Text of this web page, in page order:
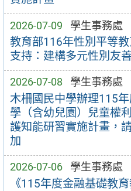
2026-07-09 學生事務處
教育部116年性別平等
支持：建構多元性別友
2026-07-08 學生事務處
木柵國民中學辦理115
學（含幼兒園）兒童權
護知能研習實施計畫，
加
2026-07-06 學生事務處
《115年度金融基礎教